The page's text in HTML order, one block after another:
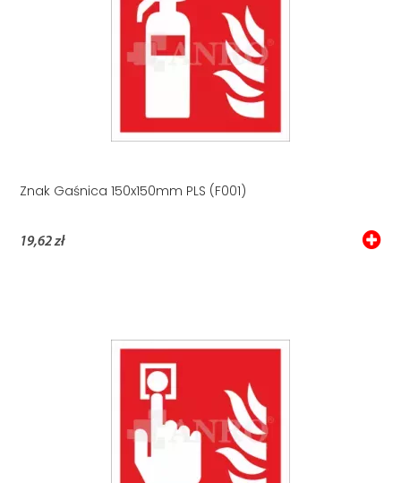
Znak Gaśnica 150x150mm PLS (F001)
19,62 zł